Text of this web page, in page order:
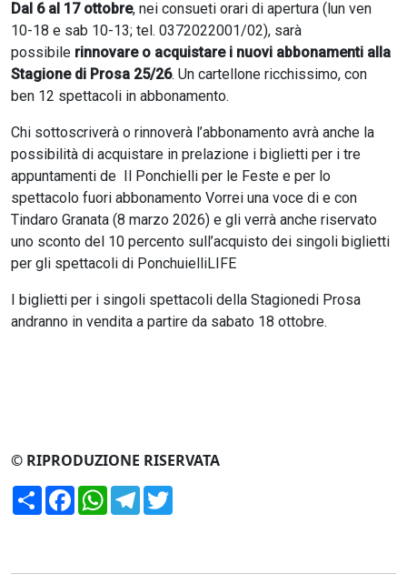
Dal 6 al 17 ottobre, nei consueti orari di apertura (lun ven
10-18 e sab 10-13; tel. 0372022001/02), sarà
possibile rinnovare o acquistare i nuovi abbonamenti alla
Stagione di Prosa 25/26. Un cartellone ricchissimo, con
ben 12 spettacoli in abbonamento.
Chi sottoscriverà o rinnoverà l’abbonamento avrà anche la
possibilità di acquistare in prelazione i biglietti per i tre
appuntamenti de Il Ponchielli per le Feste e per lo
spettacolo fuori abbonamento Vorrei una voce di e con
Tindaro Granata (8 marzo 2026) e gli verrà anche riservato
uno sconto del 10 percento sull’acquisto dei singoli biglietti
per gli spettacoli di PonchuielliLIFE
I biglietti per i singoli spettacoli della Stagionedi Prosa
andranno in vendita a partire da sabato 18 ottobre.
© RIPRODUZIONE RISERVATA
CondividiFacebookWhatsApp
Telegram